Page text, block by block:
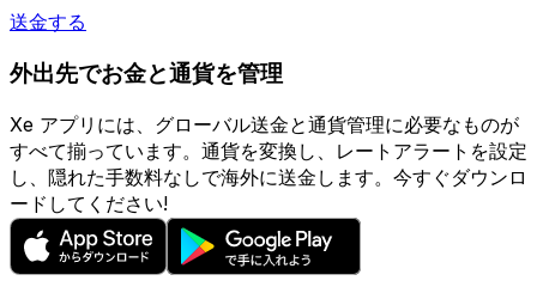
送金する
外出先でお金と通貨を管理
Xe アプリには、グローバル送金と通貨管理に必要なものが
すべて揃っています。通貨を変換し、レートアラートを設定
し、隠れた手数料なしで海外に送金します。今すぐダウンロ
ードしてください!